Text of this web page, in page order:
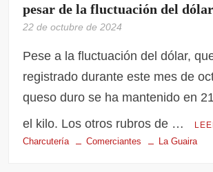
pesar de la fluctuación del dólar
22 de octubre de 2024
Pese a la fluctuación del dólar,
registrado durante este mes de
queso duro se ha mantenido en
el kilo. Los otros rubros de …
Charcutería Comerciantes La Guaira